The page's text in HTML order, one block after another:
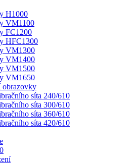
H1000
VM1100
FC1200
HFC1300
VM1300
VM1400
VM1500
VM1650
obrazovky
síta 240/610
síta 300/610
síta 360/610
síta 420/610